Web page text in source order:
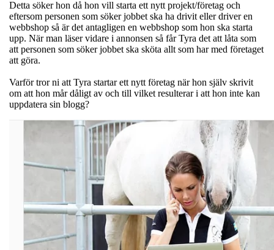
Detta söker hon då hon vill starta ett nytt projekt/företag och
eftersom personen som söker jobbet ska ha drivit eller driver en
webbshop så är det antagligen en webbshop som hon ska starta
upp. När man läser vidare i annonsen så får Tyra det att låta som
att personen som söker jobbet ska sköta allt som har med företaget
att göra.
Varför tror ni att Tyra startar ett nytt företag när hon själv skrivit
om att hon mår dåligt av och till vilket resulterar i att hon inte kan
uppdatera sin blogg?